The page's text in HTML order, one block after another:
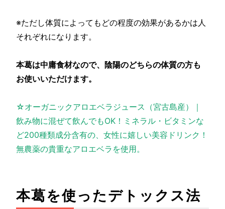
※ただし体質によってもどの程度の効果があるかは人
それぞれになります。
本葛は中庸食材なので、陰陽のどちらの体質の方も
お使いいただけます。
☆オーガニックアロエベラジュース（宮古島産）｜
飲み物に混ぜて飲んでもOK！ミネラル・ビタミンな
ど200種類成分含有の、女性に嬉しい美容ドリンク！
無農薬の貴重なアロエベラを使用。
本葛を使ったデトックス法